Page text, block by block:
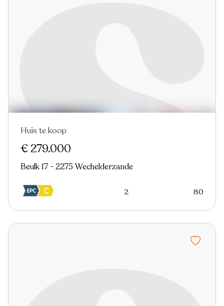
Virtual tour
Huis te koop
€ 279.000
Beulk 17 - 2275 Wechelderzande
2 80